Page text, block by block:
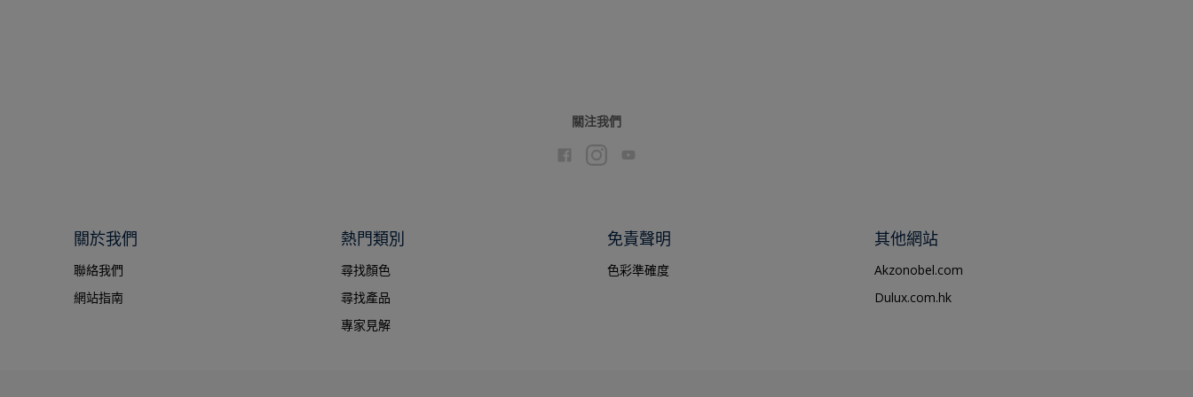
關注我們
關於我們
聯絡我們
網站指南
熱門類別
尋找顏色
尋找產品
專家見解
免責聲明
色彩準確度
其他網站
Akzonobel.com
Dulux.com.hk